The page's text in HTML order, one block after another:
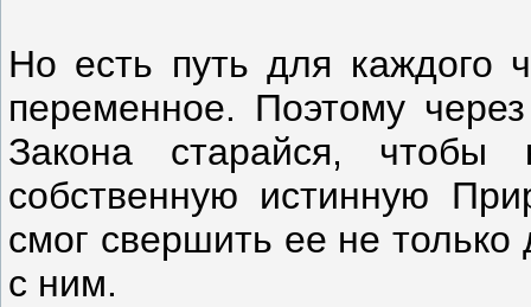
Но есть путь для каждого
переменное. Поэтому
Закона старайся,
собственную истинную
смог свершить ее не только
с ним.